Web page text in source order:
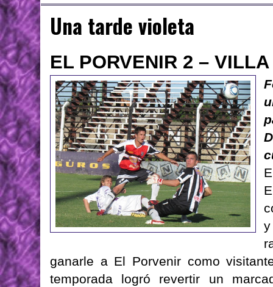
Una tarde violeta
EL PORVENIR 2 –
ganarle a El Porvenir como
temporada logró revertir un